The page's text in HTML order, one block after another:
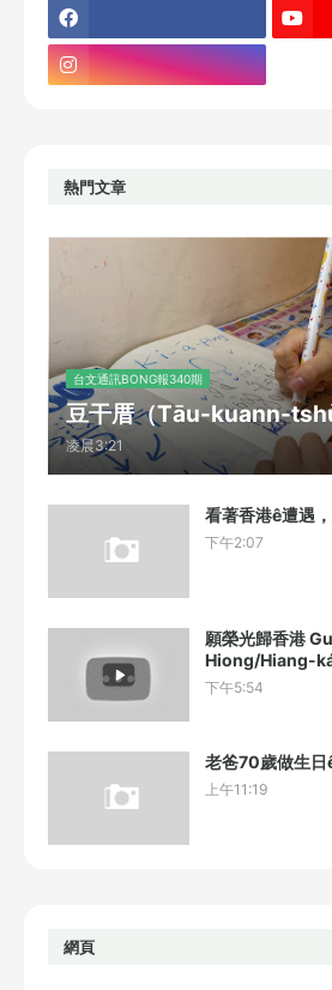
熱門文章
台文通訊BONG報340期
豆干厝（Tāu-kuann-
凌晨3:21
看著香港ê遭遇
下午2:07
願榮光歸香港
Hiong/Hiang-
下午5:54
老爸70歲做生日
上午11:19
網頁